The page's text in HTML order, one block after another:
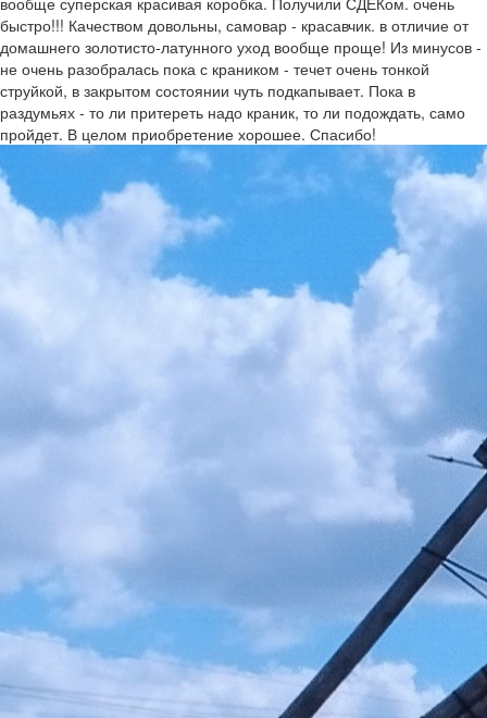
быстро!!! Качеством довольны, самовар - красавчик. в отличие от
домашнего золотисто-латунного уход вообще проще! Из минусов -
не очень разобралась пока с краником - течет очень тонкой
струйкой, в закрытом состоянии чуть подкапывает. Пока в
раздумьях - то ли притереть надо краник, то ли подождать, само
пройдет. В целом приобретение хорошее. Спасибо!